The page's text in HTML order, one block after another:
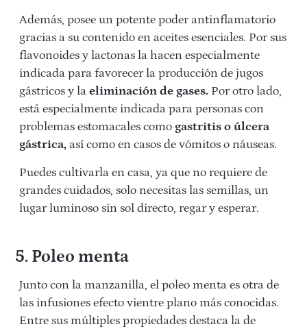
Además, posee un potente poder antinflamatorio
gracias a su contenido en aceites esenciales. Por sus
flavonoides y lactonas la hacen especialmente
indicada para favorecer la producción de jugos
gástricos y la eliminación de gases. Por otro lado,
está especialmente indicada para personas con
problemas estomacales como gastritis o úlcera
gástrica, así como en casos de vómitos o náuseas.
Puedes cultivarla en casa, ya que no requiere de
grandes cuidados, solo necesitas las semillas, un
lugar luminoso sin sol directo, regar y esperar.
5. Poleo menta
Junto con la manzanilla, el poleo menta es otra de
las infusiones efecto vientre plano más conocidas.
Entre sus múltiples propiedades destaca la de